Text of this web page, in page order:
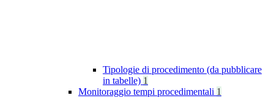
Tipologie di procedimento (da pubblicare
in tabelle) 1
Monitoraggio tempi procedimentali 1